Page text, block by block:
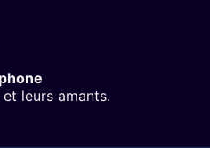
leurs amants.